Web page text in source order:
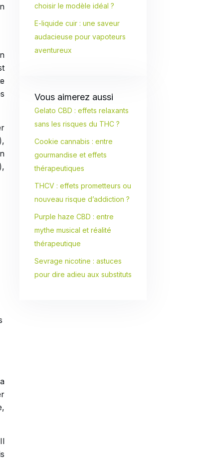
choisir le modèle idéal ?
E-liquide cuir : une saveur
audacieuse pour vapoteurs
aventureux
Vous aimerez aussi
Gelato CBD : effets relaxants
sans les risques du THC ?
Cookie cannabis : entre
gourmandise et effets
thérapeutiques
THCV : effets prometteurs ou
nouveau risque d’addiction ?
Purple haze CBD : entre
mythe musical et réalité
thérapeutique
Sevrage nicotine : astuces
pour dire adieu aux substituts